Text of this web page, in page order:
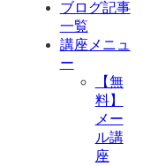
ブログ記事
一覧
講座メニュ
ー
【無
料】
メー
ル講
座